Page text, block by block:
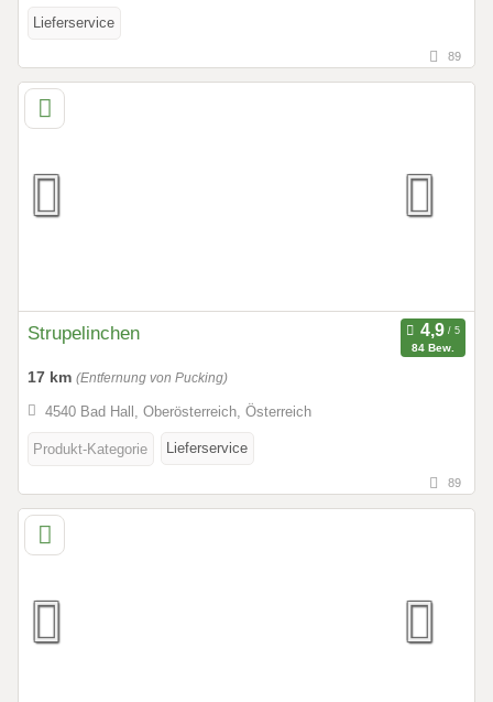
Lieferservice
89
Strupelinchen
84 Bew.
17 km (Entfernung von Pucking)
4540 Bad Hall, Oberösterreich, Österreich
Produkt-Kategorie Lieferservice
89